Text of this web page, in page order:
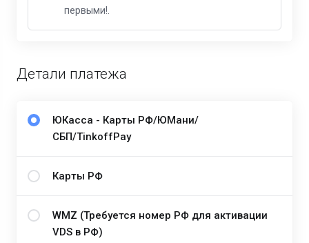
первыми!.
Детали платежа
ЮКасса - Карты РФ/ЮМани/
СБП/TinkoffPay
Карты РФ
WMZ (Требуется номер РФ для активации
VDS в РФ)